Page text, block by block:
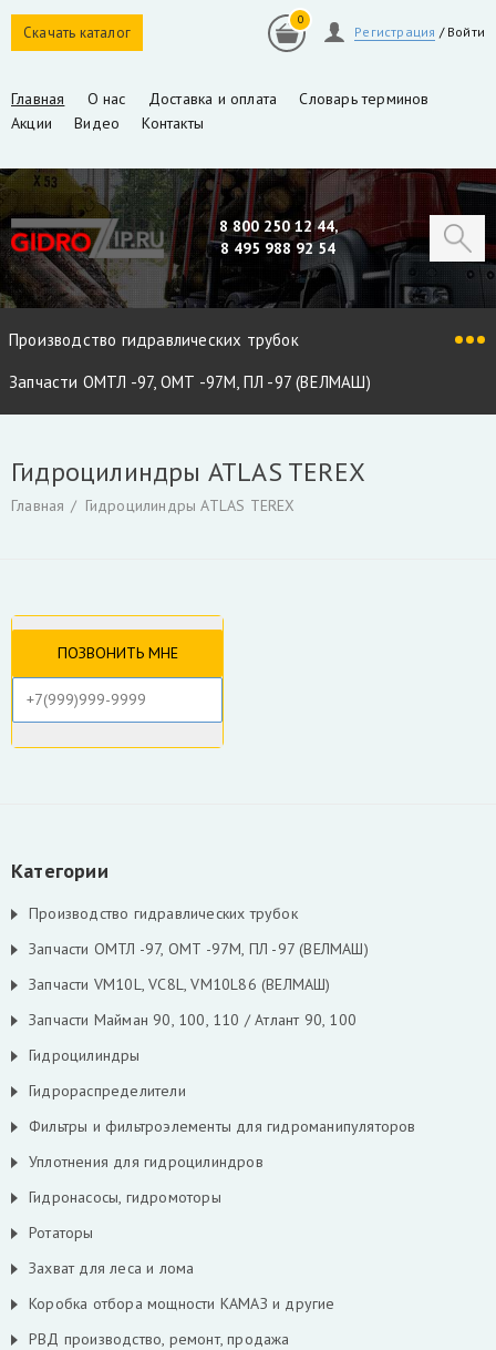
Скачать каталог Регистрация / Войти
0
Главная О нас Доставка и оплата
Словарь терминов
Акции
Видео Контакты
8 800 250 12 44,
8 495 988 92 54
Производство гидравлических трубок
Запчасти ОМТЛ -97, ОМТ -97М, ПЛ -97 (ВЕЛМАШ)
Запчасти Майман 90, 100, 110 / Атлант 90, 100
Гидроцилиндры
Гидрораспределители
Ротаторы
Захват для леса и лома
Коробка отбора мощности КАМАЗ и другие
РВД производство, ремонт, продажа
Гидроцилиндры ATLAS TEREX
Главная Гидроцилиндры ATLAS TEREX
Категории
Производство гидравлических трубок
Запчасти ОМТЛ -97, ОМТ -97М, ПЛ -97 (ВЕЛМАШ)
Запчасти VM10L, VC8L, VM10L86 (ВЕЛМАШ)
Запчасти Майман 90, 100, 110 / Атлант 90, 100
Гидроцилиндры
Гидрораспределители
Фильтры и фильтроэлементы для гидроманипуляторов
Уплотнения для гидроцилиндров
Гидронасосы, гидромоторы
Ротаторы
Захват для леса и лома
Коробка отбора мощности КАМАЗ и другие
РВД производство, ремонт, продажа